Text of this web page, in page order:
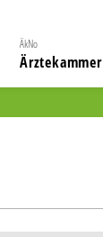
ÄkNo
Ärztekammer